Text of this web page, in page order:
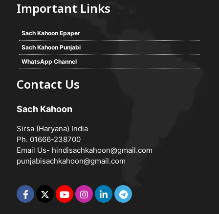
Important Links
Sach Kahoon Epaper
Sach Kahoon Punjabi
WhatsApp Channel
Contact Us
Sach Kahoon
Sirsa (Haryana) India
Ph. 01666-238700
Email Us- hindisachkahoon@gmail.com
punjabisachkahoon@gmail.com